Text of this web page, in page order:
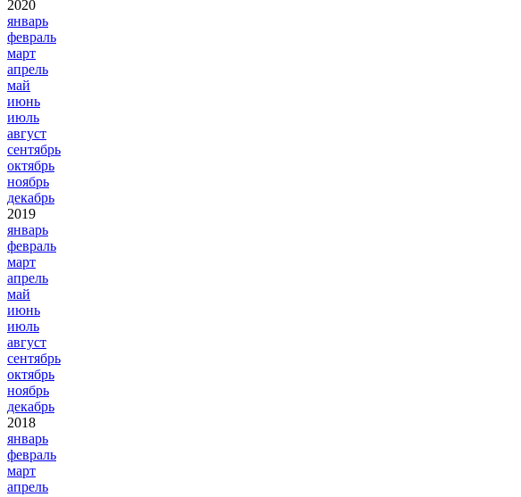
2020
январь
февраль
март
апрель
май
июнь
июль
август
сентябрь
октябрь
ноябрь
декабрь
2019
январь
февраль
март
апрель
май
июнь
июль
август
сентябрь
октябрь
ноябрь
декабрь
2018
январь
февраль
март
апрель